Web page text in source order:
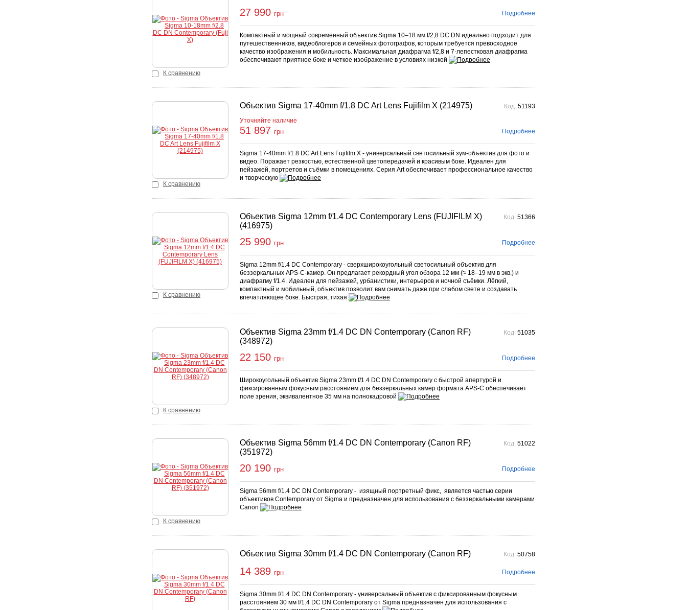
К сравнению
27 990 грн Подробнее
Компактный и мощный современный объектив Sigma 10–18 мм f/2,8 DC DN идеально подходит для
путешественников, видеоблогеров и семейных фотографов, которым требуется превосходное
качество изображения и мобильность. Максимальная диафрагма f/2,8 и 7-лепестковая диафрагма
обеспечивают приятное боке и четкое изображение в условиях низкой
К сравнению
Объектив Sigma 17-40mm f/1.8 DC Art Lens Fujifilm X (214975) Код: 51193
Уточняйте наличие
51 897 грн
Купить Подробнее
Sigma 17-40mm f/1.8 DC Art Lens Fujifilm X - универсальный светосильный зум-объектив для фото и
видео. Поражает резкостью, естественной цветопередачей и красивым боке. Идеален для
пейзажей, портретов и съёмки в помещениях. Серия Art обеспечивает профессиональное качество
и творческую
К сравнению
Объектив Sigma 12mm f/1.4 DC Contemporary Lens (FUJIFILM X)
(416975)
Код: 51366
25 990 грн
Купить Подробнее
Sigma 12mm f/1.4 DC Contemporary - сверхширокоугольный светосильный объектив для
беззеркальных APS-C-камер. Он предлагает рекордный угол обзора 12 мм (≈ 18–19 мм в экв.) и
диафрагму f/1.4. Идеален для пейзажей, урбанистики, интерьеров и ночной съёмки. Лёгкий,
компактный и мобильный, объектив позволит вам снимать даже при слабом свете и создавать
впечатляющее боке. Быстрая, тихая
К сравнению
Объектив Sigma 23mm f/1.4 DC DN Contemporary (Canon RF)
(348972)
Код: 51035
22 150 грн
Купить Подробнее
Широкоугольный объектив Sigma 23mm f/1.4 DC DN Contemporary с быстрой апертурой и
фиксированным фокусным расстоянием для беззеркальных камер формата APS-C обеспечивает
поле зрения, эквивалентное 35 мм на полнокадровой
К сравнению
Объектив Sigma 56mm f/1.4 DC DN Contemporary (Canon RF)
(351972)
Код: 51022
20 190 грн
Купить Подробнее
Sigma 56mm f/1.4 DC DN Contemporary - изящный портретный фикс, является частью серии
объективов Contemporary от Sigma и предназначен для использования с беззеркальными камерами
Canon
Объектив Sigma 30mm f/1.4 DC DN Contemporary (Canon RF) Код: 50758
14 389 грн Подробнее
Sigma 30mm f/1.4 DC DN Contemporary - универсальный объектив с фиксированным фокусным
расстоянием 30 мм f/1.4 DC DN Contemporary от Sigma предназначен для использования с